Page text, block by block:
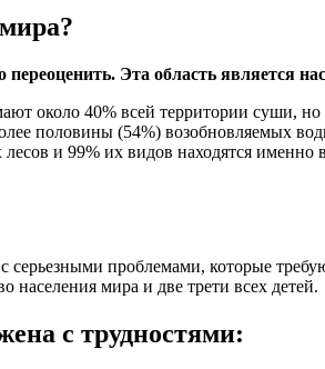
переоценить. Эта область является
около 40% всей территории суши,
половины (54%) возобновляемых
и 99% их видов находятся
серьезными проблемами, которые
населения мира и две трети всех детей.
с трудностями: